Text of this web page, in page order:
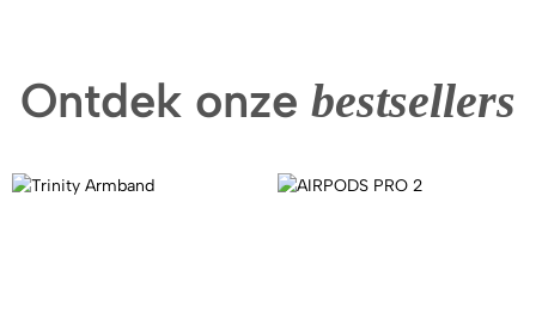
Ontdek onze bestsellers